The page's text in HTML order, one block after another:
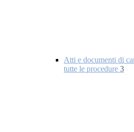
Atti e documenti di
tutte le procedure 3